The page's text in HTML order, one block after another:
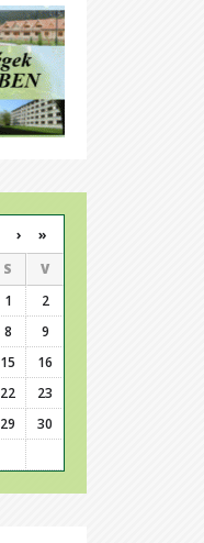
› »
S
V
1
2
8
9
15
16
22
23
29
30